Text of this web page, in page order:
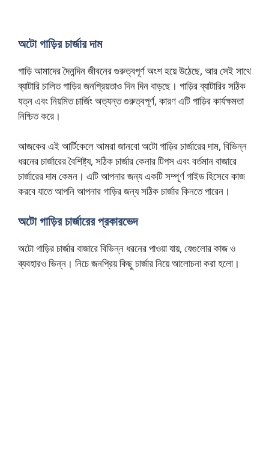
অটো গাড়ির চার্জার দাম
গাড়ি আমাদের দৈনন্দিন জীবনের গুরুত্বপূর্ণ অংশ হয়ে উঠেছে, আর সেই সাথে
ব্যাটারি চালিত গাড়ির জনপ্রিয়তাও দিন দিন বাড়ছে। গাড়ির ব্যাটারির সঠিক
যত্ন এবং নিয়মিত চার্জিং অত্যন্ত গুরুত্বপূর্ণ, কারণ এটি গাড়ির কার্যক্ষমতা
নিশ্চিত করে।
আজকের এই আর্টিকেলে আমরা জানবো অটো গাড়ির চার্জারের দাম, বিভিন্ন
ধরনের চার্জারের বৈশিষ্ট্য, সঠিক চার্জার কেনার টিপস এবং বর্তমান বাজারে
চার্জারের দাম কেমন। এটি আপনার জন্য একটি সম্পূর্ণ গাইড হিসেবে কাজ
করবে যাতে আপনি আপনার গাড়ির জন্য সঠিক চার্জার কিনতে পারেন।
অটো গাড়ির চার্জারের প্রকারভেদ
অটো গাড়ির চার্জার বাজারে বিভিন্ন ধরনের পাওয়া যায়, যেগুলোর কাজ ও
ব্যবহারও ভিন্ন। নিচে জনপ্রিয় কিছু চার্জার নিয়ে আলোচনা করা হলো।